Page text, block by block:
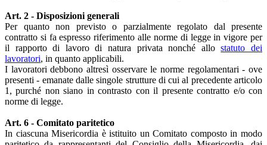
Art. 2 - Disposizioni generali
Per quanto non previsto o parzialmente regolato dal presente
contratto si fa espresso riferimento alle norme di legge in vigore per
il rapporto di lavoro di natura privata nonché allostatuto dei
lavoratori, in quanto applicabili.
I lavoratori debbono altresì osservare le norme regolamentari - ove
presenti - emanate dalle singole strutture di cui al precedente articolo
1, purché non siano in contrasto con il presente contratto e/o con
norme di legge.
Art. 6 - Comitato paritetico
In ciascuna Misericordia è istituito un Comitato composto in modo